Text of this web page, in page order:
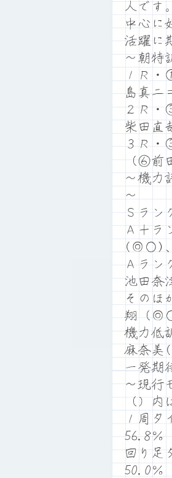
人です
中心に
活躍に
～朝特
１Ｒ
島真二
２Ｒ
柴田直
３Ｒ
（⑥前
～機力
～
Ｓラン
Ａ＋
(◎○)
Ａラ
池田
その
翔（
機力
麻奈
一発期
～現行
（）内
１周
56.8％
回り足
50.0％